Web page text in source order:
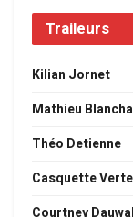
Traileurs
Kilian Jornet
Mathieu
Théo Detienne
Casquette Verte
Courtney